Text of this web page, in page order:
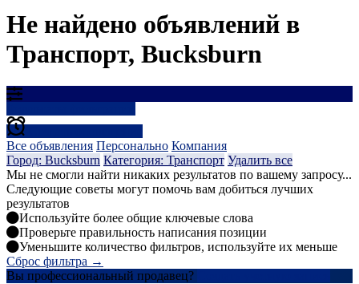
Не найдено объявлений в
Транспорт, Bucksburn
Все объявления Персонально Компания
Город: Bucksburn Категория: Транспорт Удалить все
Мы не смогли найти никаких результатов по вашему запросу...
Следующие советы могут помочь вам добиться лучших
результатов
Используйте более общие ключевые слова
Проверьте правильность написания позиции
Уменьшите количество фильтров, используйте их меньше
Сброс фильтра →
Вы профессиональный продавец?